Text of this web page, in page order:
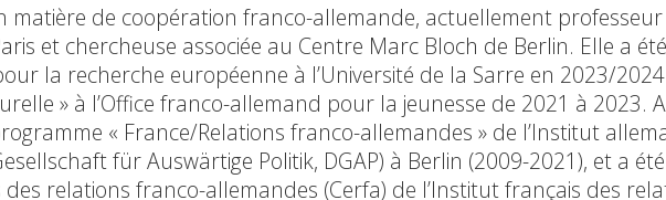
matière de coopération franco-allemande, actuellement
et chercheuse associée au Centre Marc Bloch de Berlin. Elle a été
la recherche européenne à l’Université de la Sarre en 2023/
» à l’Office franco-allemand pour la jeunesse de 2021 à 2023.
« France/Relations franco-allemandes » de l’Institut
für Auswärtige Politik, DGAP) à Berlin (2009-2021), et a été
des relations franco-allemandes (Cerfa) de l’Institut français des